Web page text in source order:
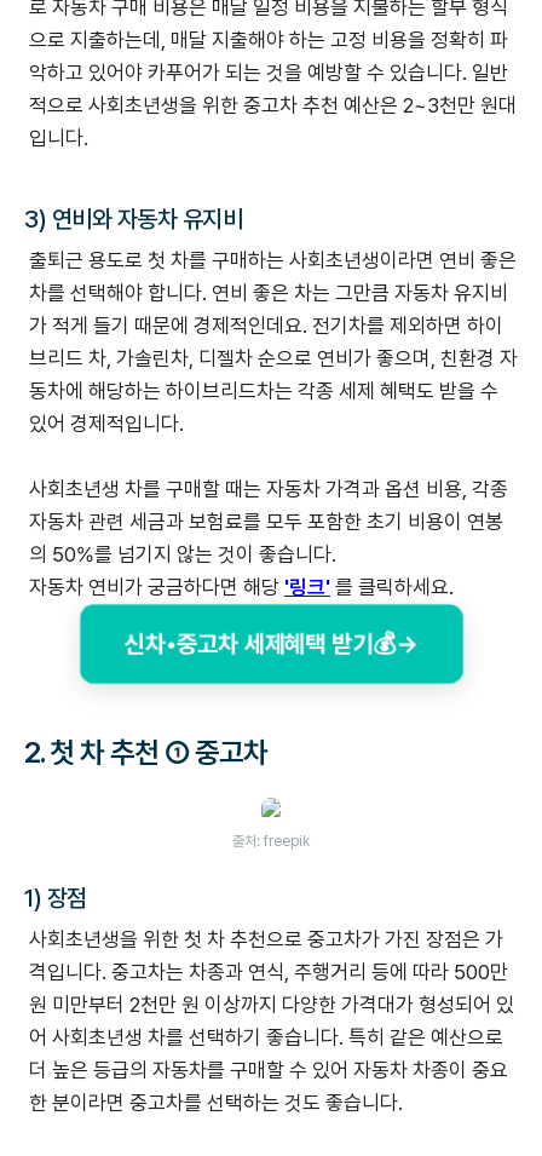
로 자동차 구매 비용은 매달 일정 비용을 지불하는 할부 형식
으로 지출하는데, 매달 지출해야 하는 고정 비용을 정확히 파
악하고 있어야 카푸어가 되는 것을 예방할 수 있습니다. 일반
적으로 사회초년생을 위한 중고차 추천 예산은 2~3천만 원대
입니다.
3) 연비와 자동차 유지비
출퇴근 용도로 첫 차를 구매하는 사회초년생이라면 연비 좋은
차를 선택해야 합니다. 연비 좋은 차는 그만큼 자동차 유지비
가 적게 들기 때문에 경제적인데요. 전기차를 제외하면 하이
브리드 차, 가솔린차, 디젤차 순으로 연비가 좋으며, 친환경 자
동차에 해당하는 하이브리드차는 각종 세제 혜택도 받을 수
있어 경제적입니다.
사회초년생 차를 구매할 때는 자동차 가격과 옵션 비용, 각종
자동차 관련 세금과 보험료를 모두 포함한 초기 비용이 연봉
의 50%를 넘기지 않는 것이 좋습니다.
자동차 연비가 궁금하다면 해당 '링크' 를 클릭하세요.
신차•중고차 세제혜택 받기💰→
2.첫 차 추천 ① 중고차
출처: freepik
1) 장점
사회초년생을 위한 첫 차 추천으로 중고차가 가진 장점은 가
격입니다. 중고차는 차종과 연식, 주행거리 등에 따라 500만
원 미만부터 2천만 원 이상까지 다양한 가격대가 형성되어 있
어 사회초년생 차를 선택하기 좋습니다. 특히 같은 예산으로
더 높은 등급의 자동차를 구매할 수 있어 자동차 차종이 중요
한 분이라면 중고차를 선택하는 것도 좋습니다.